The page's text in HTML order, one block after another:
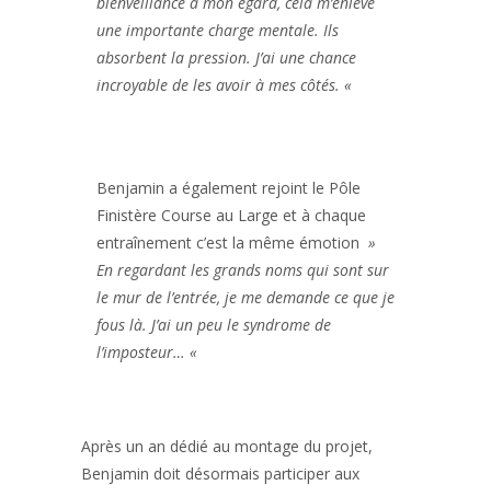
une importante charge mentale. Ils
absorbent la pression. J’ai une chance
incroyable de les avoir à mes côtés. «
Benjamin a également rejoint le Pôle
Finistère Course au Large et à chaque
entraînement c’est la même émotion »
En regardant les grands noms qui sont sur
le mur de l’entrée, je me demande ce que je
fous là. J’ai un peu le syndrome de
l’imposteur… «
Après un an dédié au montage du projet,
Benjamin doit désormais participer aux